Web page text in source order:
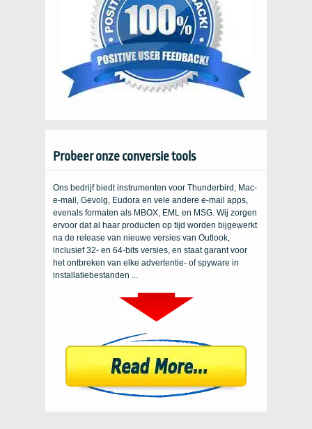
Probeer onze conversie tools
Ons bedrijf biedt instrumenten voor Thunderbird, Mac-
e-mail, Gevolg, Eudora en vele andere e-mail apps,
evenals formaten als MBOX, EML en MSG. Wij zorgen
ervoor dat al haar producten op tijd worden bijgewerkt
na de release van nieuwe versies van Outlook,
inclusief 32- en 64-bits versies, en staat garant voor
het ontbreken van elke advertentie- of spyware in
installatiebestanden ...